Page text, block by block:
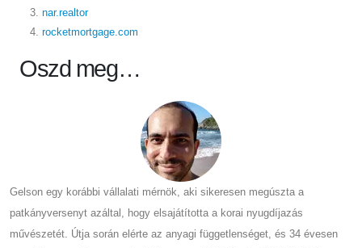
nar.realtor
rocketmortgage.com
Oszd meg…
Gelson egy korábbi vállalati mérnök, aki sikeresen megúszta a
patkányversenyt azáltal, hogy elsajátította a korai nyugdíjazás
művészetét. Útja során elérte az anyagi függetlenséget, és 34 évesen